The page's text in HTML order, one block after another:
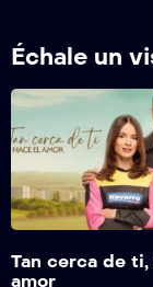
Échale un
Tan cerca de ti,
amor